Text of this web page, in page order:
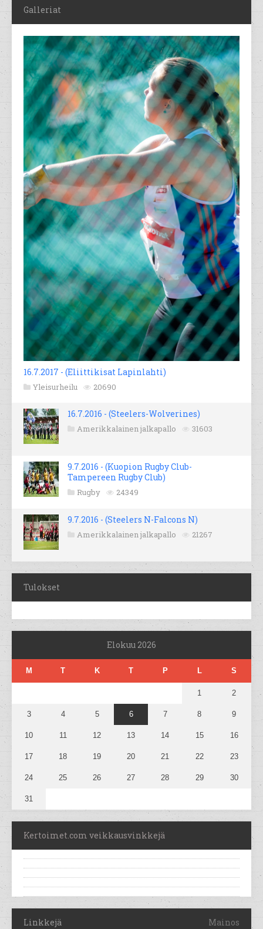
Galleriat
16.7.2017 - (Eliittikisat Lapinlahti)
Yleisurheilu 20690
16.7.2016 - (Steelers-Wolverines)
Amerikkalainen jalkapallo 31603
9.7.2016 - (Kuopion Rugby Club-
Tampereen Rugby Club)
Rugby 24349
9.7.2016 - (Steelers N-Falcons N)
Amerikkalainen jalkapallo 21267
Tulokset
Elokuu 2026
M T K T P L S
1 2
3 4 5 6 7 8 9
10 11 12 13 14 15 16
17 18 19 20 21 22 23
24 25 26 27 28 29 30
31
Kertoimet.com veikkausvinkkejä
Linkkejä Mainos